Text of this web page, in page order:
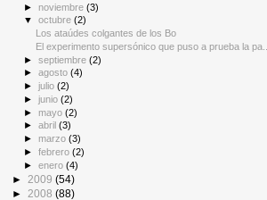
► noviembre(3)
▼octubre(2)
Los ataúdes colgantes de los Bo
El experimento supersónico que puso a prueba la pa...
►septiembre(2)
►agosto(4)
►julio(2)
►junio(2)
► mayo(2)
►abril(3)
► marzo(3)
►febrero(2)
►enero(4)
► 2009 (54)
► 2008 (88)